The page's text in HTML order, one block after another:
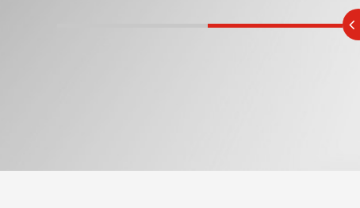
забезпечення надійної підготовки кабелю.